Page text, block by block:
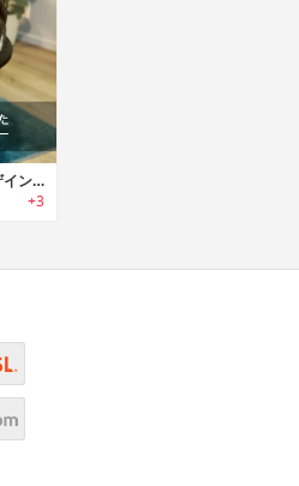
SideCat｜猫ちゃんの為にデザインされたオフィスチェア用アクセサリー「サイドキャット」
+3